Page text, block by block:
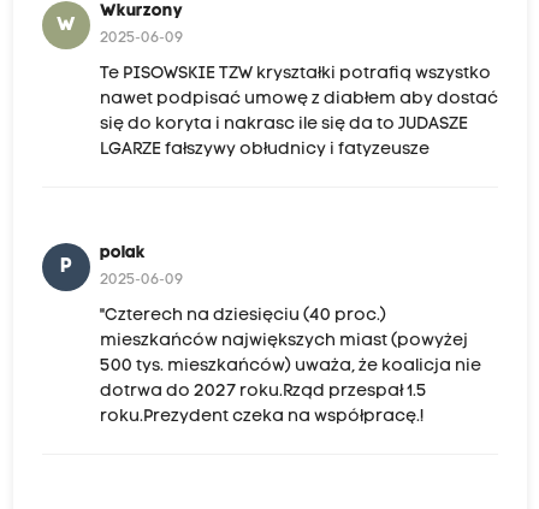
W
Wkurzony
2025-06-09
Te PISOWSKIE TZW kryształki potrafią wszystko
nawet podpisać umowę z diabłem aby dostać
się do koryta i nakrasc ile się da to JUDASZE
LGARZE fałszywy obłudnicy i fatyzeusze
P
polak
2025-06-09
"Czterech na dziesięciu (40 proc.)
mieszkańców największych miast (powyżej
500 tys. mieszkańców) uważa, że koalicja nie
dotrwa do 2027 roku.Rząd przespał 1.5
roku.Prezydent czeka na współpracę.!